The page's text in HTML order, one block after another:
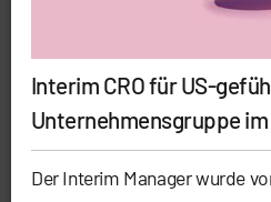
Interim CRO für US-
Unternehmensgruppe
Der Interim Manager wurde